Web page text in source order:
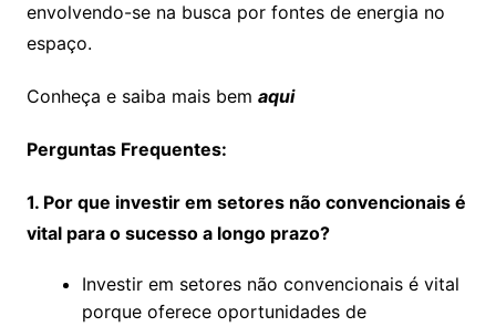
envolvendo-se na busca por fontes de energia no
espaço.
Conheça e saiba mais bem aqui
Perguntas Frequentes:
1. Por que investir em setores não convencionais é
vital para o sucesso a longo prazo?
Investir em setores não convencionais é vital
porque oferece oportunidades de